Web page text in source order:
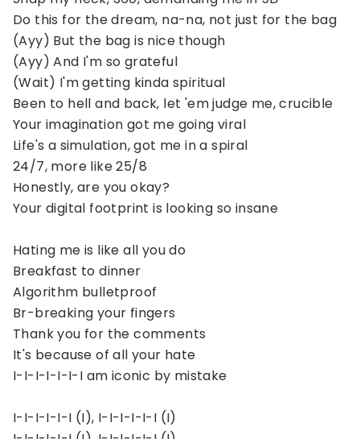
Do this for the dream, na-na, not just for the bag
(Ayy) But the bag is nice though
(Ayy) And I'm so grateful
(Wait) I'm getting kinda spiritual
Been to hell and back, let 'em judge me, crucible
Your imagination got me going viral
Life's a simulation, got me in a spiral
24/7, more like 25/8
Honestly, are you okay?
Your digital footprint is looking so insane
Hating me is like all you do
Breakfast to dinner
Algorithm bulletproof
Br-breaking your fingers
Thank you for the comments
It's because of all your hate
I-I-I-I-I-I-I am iconic by mistake
I-I-I-I-I-I (I), I-I-I-I-I-I (I)